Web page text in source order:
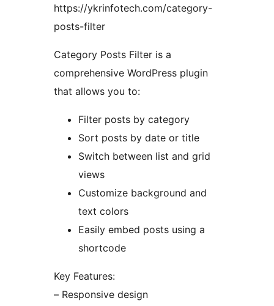
https://ykrinfotech.com/category-
posts-filter
Category Posts Filter is a
comprehensive WordPress plugin
that allows you to:
Filter posts by category
Sort posts by date or title
Switch between list and grid
views
Customize background and
text colors
Easily embed posts using a
shortcode
Key Features:
– Responsive design